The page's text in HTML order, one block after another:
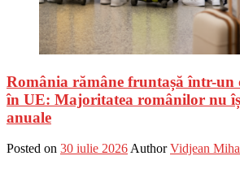
România rămâne fruntașă într-un
în UE: Majoritatea românilor nu
anuale
Posted on 30 iulie 2026 Author Vidjean